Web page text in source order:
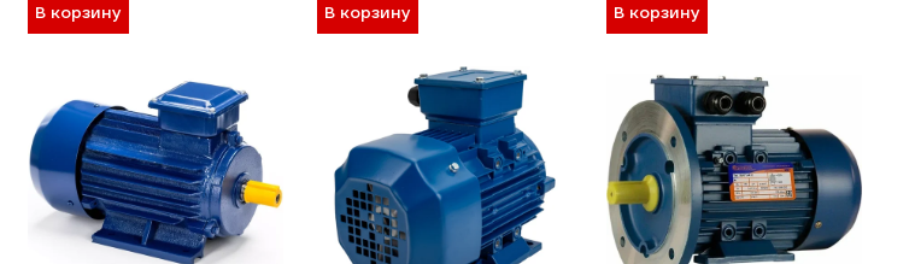
В корзину В корзину В корзину